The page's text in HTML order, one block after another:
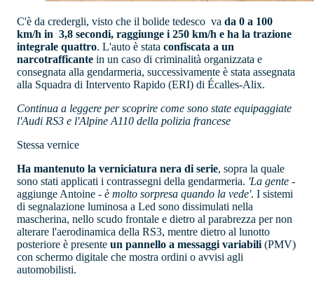
C'è da credergli, visto che il bolide tedesco va da 0 a 100
km/h in 3,8 secondi, raggiunge i 250 km/h e ha la trazione
integrale quattro. L'auto è stata confiscata a un
narcotrafficante in un caso di criminalità organizzata e
consegnata alla gendarmeria, successivamente è stata assegnata
alla Squadra di Intervento Rapido (ERI) di Écalles-Alix.
Continua a leggere per scoprire come sono state equipaggiate
l'Audi RS3 e l'Alpine A110 della polizia francese
Stessa vernice
Ha mantenuto la verniciatura nera di serie, sopra la quale
sono stati applicati i contrassegni della gendarmeria. 'La gente -
aggiunge Antoine - è molto sorpresa quando la vede'. I sistemi
di segnalazione luminosa a Led sono dissimulati nella
mascherina, nello scudo frontale e dietro al parabrezza per non
alterare l'aerodinamica della RS3, mentre dietro al lunotto
posteriore è presente un pannello a messaggi variabili (PMV)
con schermo digitale che mostra ordini o avvisi agli
automobilisti.